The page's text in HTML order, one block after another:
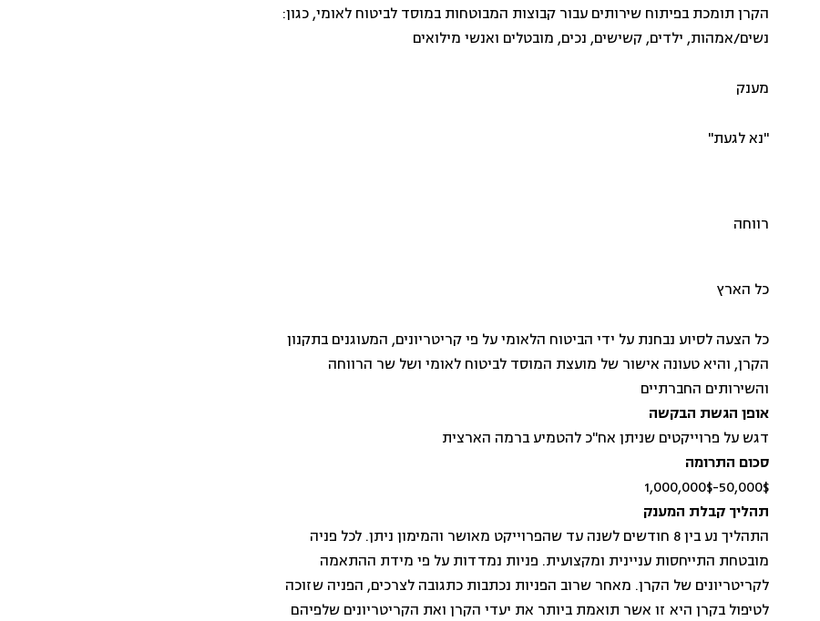
הקרן תומכת בפיתוח שירותים עבור קבוצות המבוטחות במוסד לביטוח לאומי, כגון:
נשים/אמהות, ילדים, קשישים, נכים, מובטלים ואנשי מילואים
מענק
"נא לגעת"
רווחה
כל הארץ
כל הצעה לסיוע נבחנת על ידי הביטוח הלאומי על פי קריטריונים, המעוגנים בתקנון
הקרן, והיא טעונה אישור של מועצת המוסד לביטוח לאומי ושל שר הרווחה
והשירותים החברתיים
אופן הגשת הבקשה
דגש על פרוייקטים שניתן אח"כ להטמיע ברמה הארצית
סכום התרומה
50,000$-1,000,000$
תהליך קבלת המענק
התהליך נע בין 8 חודשים לשנה עד שהפרוייקט מאושר והמימון ניתן. לכל פניה
מובטחת התייחסות עניינית ומקצועית. פניות נמדדות על פי מידת ההתאמה
לקריטריונים של הקרן. מאחר שרוב הפניות נכתבות כתגובה לצרכים, הפניה שזוכה
לטיפול בקרן היא זו אשר תואמת ביותר את יעדי הקרן ואת הקריטריונים שלפיהם